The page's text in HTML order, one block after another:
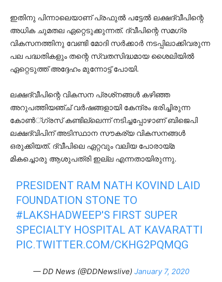
ഇതിനു പിന്നാലെയാണ്‌ പ്രഫുല്‍ പട്ടേല്‍ ലക്ഷദ്വീപിന്റെ
അധിക ചുമതല ഏറ്റെടുക്കുന്നത്. ദ്വീപിന്റെ സമഗ്ര
വികസനത്തിനു വേണ്ടി മോദി സര്‍ക്കാര്‍ നടപ്പിലാക്കിവരുന്ന
പല പദ്ധതികളും തന്റെ സ്വതസിദ്ധമായ ശൈലിയില്‍
ഏറ്റെടുത്ത് അദ്ദേഹം മുന്നോട്ട് പോയി.
ലക്ഷദ്വീപിന്റെ വികസന പ്രശ്‌നങ്ങള്‍ കഴിഞ്ഞ
അറുപത്തിയഞ്ച് വര്‍ഷങ്ങളായി കേന്ദ്രം ഭരിച്ചിരുന്ന
കോണ്‍്ഗ്രസ് കണ്ടില്ലെന്ന് നടിച്ചപ്പോഴാണ് ബിജെപി
ലക്ഷദ്വിപിന് അടിസ്ഥാന സൗകര്യ വികസനങ്ങള്‍
ഒരുക്കിയത്. ദ്വീപിലെ ഏറ്റവും വലിയ പോരായ്മ
മികച്ചൊരു ആശുപത്രി ഇല്ല എന്നതായിരുന്നു.
PRESIDENT RAM NATH KOVIND LAID
FOUNDATION STONE TO
#LAKSHADWEEP'S FIRST SUPER
SPECIALTY HOSPITAL AT KAVARATTI
PIC.TWITTER.COM/CKHG2PQMQG
— DD News (@DDNewslive) January 7, 2020